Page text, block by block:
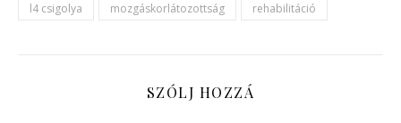
l4 csigolya
mozgáskorlátozottság rehabilitáció
SZÓLJ HOZZÁ